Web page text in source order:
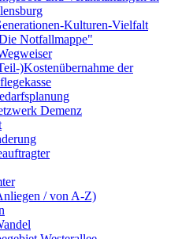
Kulturen-Vielfalt
Notfallmappe"
)Kostenübernahme der
Demenz
/ von A-Z)